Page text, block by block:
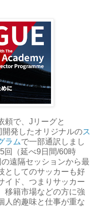
頼で、Jリーグと
発したオリジナルのス
ラムで一部通訳しまし
回（延べ9日間/60時
遠隔セッションから最
としてのサッカーも好
イド、つまりサッカー
移籍市場などの方に強
人的趣味と仕事が重な